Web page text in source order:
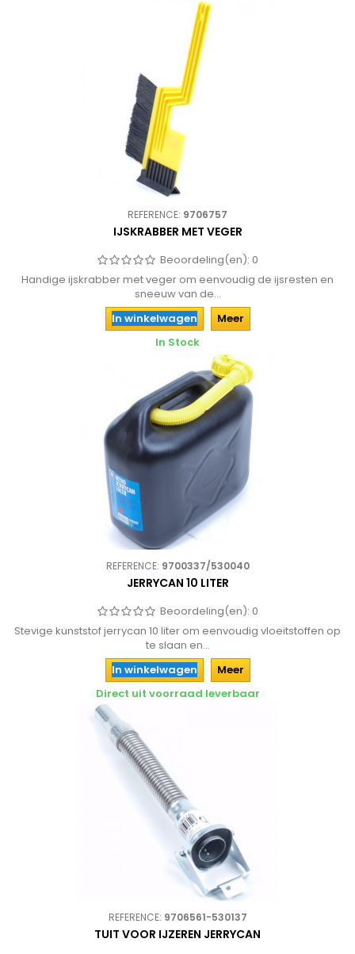
REFERENCE: 9706757
IJSKRABBER MET VEGER
Beoordeling(en): 0
Handige ijskrabber met veger om eenvoudig de ijsresten en
sneeuw van de...
In winkelwagen
Meer
In Stock
REFERENCE: 9700337/530040
JERRYCAN 10 LITER
Beoordeling(en): 0
Stevige kunststof jerrycan 10 liter om eenvoudig vloeitstoffen op
te slaan en...
In winkelwagen
Meer
Direct uit voorraad leverbaar
REFERENCE: 9706561-530137
TUIT VOOR IJZEREN JERRYCAN